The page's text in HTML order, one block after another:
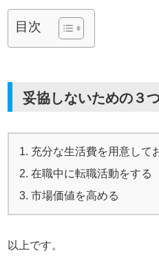
目次
妥協しないための３
充分な生活費を用意して
在職中に転職活動をする
市場価値を高める
以上です。